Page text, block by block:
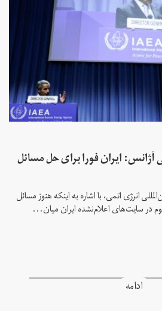
ایران فورا برای حل مسائل
انرژی اتمی، با اشاره به اینکه هنوز مسائل
در سایت‌های اعلام‌نشده ایران میان...
ادامه